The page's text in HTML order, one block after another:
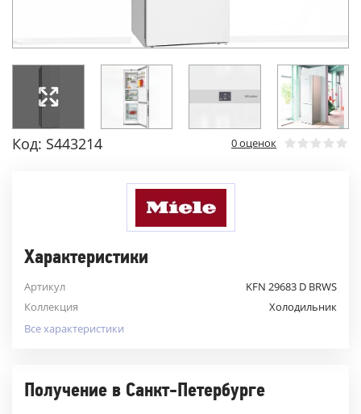
Код: S443214 0 оценок
Характеристики
Артикул
KFN 29683 D BRWS
Коллекция
Холодильник
Все характеристики
Получение в Санкт-Петербурге